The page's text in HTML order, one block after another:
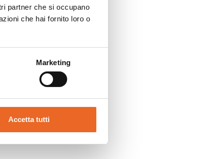
partner che si occupano
che hai fornito loro o
Marketing
Accetta tutti